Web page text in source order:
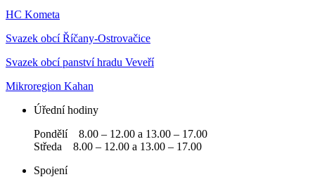
HC Kometa
Svazek obcí Říčany-Ostrovačice
Svazek obcí panství hradu Veveří
Mikroregion Kahan
Úřední hodiny
Pondělí 8.00 – 12.00 a 13.00 – 17.00
Středa 8.00 – 12.00 a 13.00 – 17.00
Spojení